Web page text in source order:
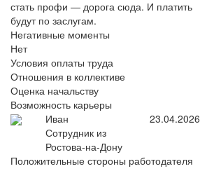
стать профи — дорога сюда. И платить
будут по заслугам.
Негативные моменты
Нет
Условия оплаты труда
Отношения в коллективе
Оценка начальству
Возможность карьеры
Иван
Сотрудник из
Ростова-на-Дону
23.04.2026
Положительные стороны работодателя